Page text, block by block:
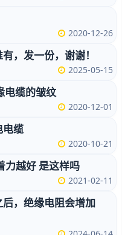
2020-12-26
，发一份，谢谢！
2025-05-15
电缆的皱纹
2020-12-01
电缆
2020-10-21
力越好 是这样吗
2021-02-11
，绝缘电阻会增加